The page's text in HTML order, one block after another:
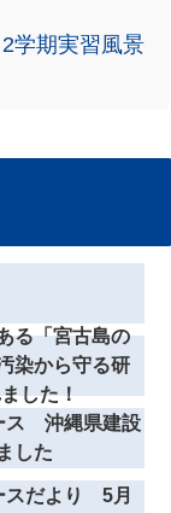
2学期実習風景
る「宮古島の
染から守る研
した！
ス 沖縄県建設
した
スだより 5月